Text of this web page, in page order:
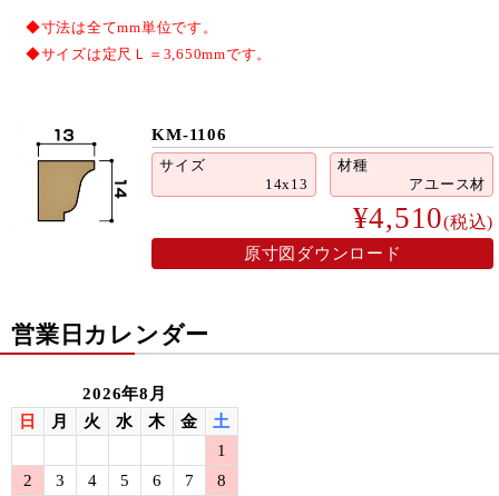
◆寸法は全てmm単位です。
◆サイズは定尺Ｌ＝3,650mmです。
KM-1106
サイズ
14x13
材種
アユース材
¥4,510(税込)
原寸図ダウンロード
営業日カレンダー
2026年8月
日
月 火 水 木 金
土
1
2
3 4 5 6 7 8